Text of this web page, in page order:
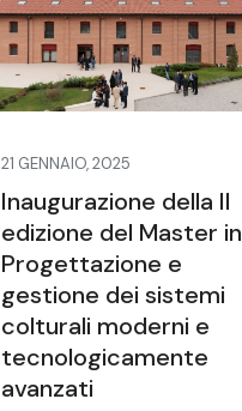
21 GENNAIO, 2025
Inaugurazione della II
edizione del Master in
Progettazione e
gestione dei sistemi
colturali moderni e
tecnologicamente
avanzati